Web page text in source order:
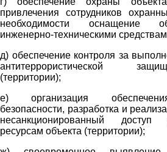
привлечения сотрудников
необходимости оснащение
инженерно-техническими
д) обеспечение контроля за
антитеррористической
(территории);
е) организация
безопасности, разработка и
несанкционированный
ресурсам объекта (территории);